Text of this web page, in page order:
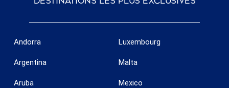
Andorra
Argentina
Aruba
Luxembourg
Malta
Mexico